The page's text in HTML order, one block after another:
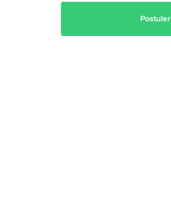
Postuler